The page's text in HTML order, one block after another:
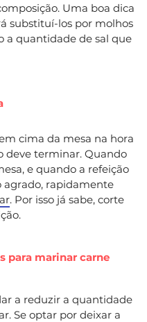
Uma boa dica
substituí-los por molhos
a quantidade de sal que
cima da mesa na hora
deve terminar. Quando
e quando a refeição
agrado, rapidamente
. Por isso já sabe, corte
para marinar carne
a reduzir a quantidade
Se optar por deixar a